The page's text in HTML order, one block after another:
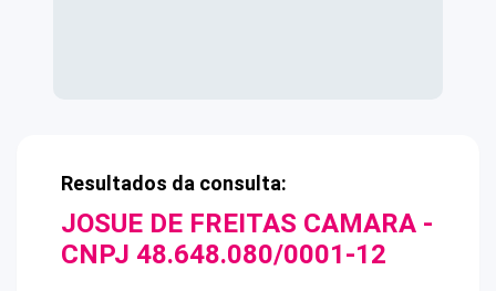
Resultados da consulta:
JOSUE DE FREITAS CAMARA -
CNPJ 48.648.080/0001-12